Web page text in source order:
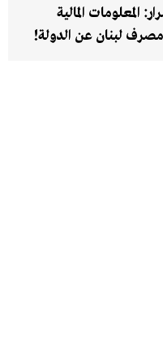
المعلومات المالية
لبنان عن الدولة!